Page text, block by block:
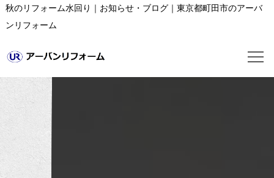
秋のリフォーム水回り｜お知らせ・ブログ｜東京都町田市のアーバ
ンリフォーム